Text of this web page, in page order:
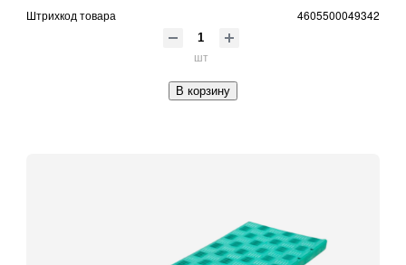
Штрихкод товара 4605500049342
шт
В корзину